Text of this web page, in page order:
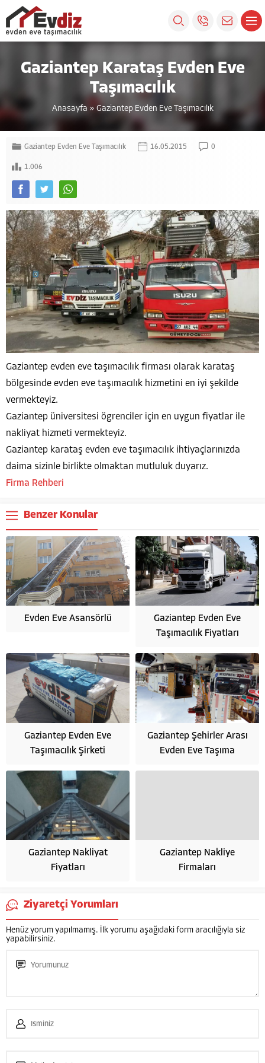
Gaziantep Karataş Evden Eve
Taşımacılık
Anasayfa » Gaziantep Evden Eve Taşımacılık
Gaziantep Evden Eve Taşımacılık 16.05.2015 0
1.006
Gaziantep evden eve taşımacılık firması olarak karataş
bölgesinde evden eve taşımacılık hizmetini en iyi şekilde
vermekteyiz.
Gaziantep üniversitesi ögrenciler için en uygun fiyatlar ile
nakliyat hizmeti vermekteyiz.
Gaziantep karataş evden eve taşımacılık ihtiyaçlarınızda
daima sizinle birlikte olmaktan mutluluk duyarız.
Firma Rehberi
Benzer Konular
Evden Eve Asansörlü
Gaziantep Evden Eve
Taşımacılık Fiyatları
Gaziantep Evden Eve
Taşımacılık Şirketi
Gaziantep Şehirler Arası
Evden Eve Taşıma
Gaziantep Nakliyat
Fiyatları
Gaziantep Nakliye
Firmaları
Ziyaretçi Yorumları
Henüz yorum yapılmamış. İlk yorumu aşağıdaki form aracılığıyla siz
yapabilirsiniz.